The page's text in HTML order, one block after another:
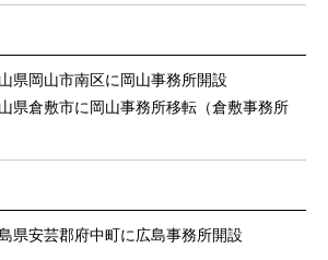
岡山市南区に岡山事務所開設
倉敷市に岡山事務所移転（倉敷事務所
安芸郡府中町に広島事務所開設